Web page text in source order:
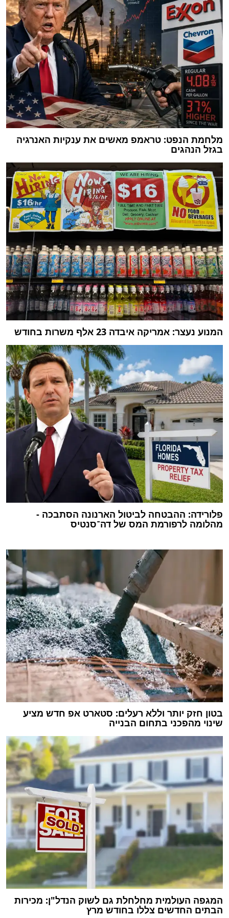
מלחמת הנפט: טראמפ מאשים את ענקיות האנרגיה
בגזל הנהגים
המנוע נעצר: אמריקה איבדה 23 אלף משרות בחודש
פלורידה: ההבטחה לביטול הארנונה הסתבכה -
מהלומה לרפורמת המס של דה־סנטיס
בטון חזק יותר וללא רעלים: סטארט אפ חדש מציע
שינוי מהפכני בתחום הבנייה
המגפה העולמית מחלחלת גם לשוק הנדל"ן: מכירות
הבתים החדשים צללו בחודש מרץ